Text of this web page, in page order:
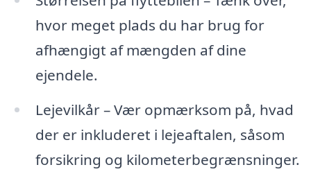
hvor meget plads du har brug for
afhængigt af mængden af dine
ejendele.
Lejevilkår – Vær opmærksom på, hvad
der er inkluderet i lejeaftalen, såsom
forsikring og kilometerbegrænsninger.